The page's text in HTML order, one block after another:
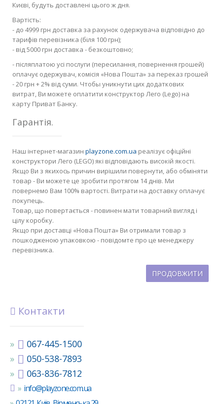
Києві, будуть доставлені цього ж дня.
Вартість:
- до 4999 грн доставка за рахунок одержувача відповідно до
тарифів перевізника (біля 100 грн);
- від 5000 грн доставка - безкоштовно;
- післяплатою усі послуги (пересилання, повернення грошей)
оплачує одержувач, комісія «Нова Пошта» за переказ грошей
- 20 грн + 2% від суми. Чтобы уникнути цих додаткових
витрат, Ви можете оплатити конструктор Лего (Lego) на
карту Приват Банку.
Гарантія.
Наш інтернет-магазин playzone.com.ua реалізує офіційні
конструктори Лего (LEGO) які відповідають високій якості.
Якщо Ви з якихось причин вирішили повернути, або обміняти
товар - Ви можете це зробити протягом 14 днів. Ми
повернемо Вам 100% вартості. Витрати на доставку оплачує
покупець.
Товар, що повертається - повинен мати товарний вигляд і
цілу коробку.
Якщо при доставці «Нова Пошта» Ви отримали товар з
пошкодженою упаковкою - повідомте про це менеджеру
перевізника.
ПРОДОВЖИТИ
Контакти
067-445-1500
050-538-7893
063-836-7812
info@playzone.com.ua